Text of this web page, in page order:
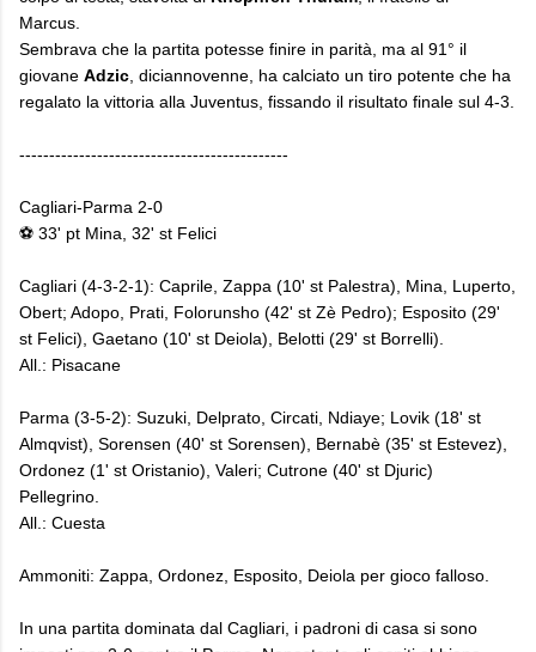
Marcus.
Sembrava che la partita potesse finire in parità, ma al 91° il
giovane Adzic , diciannovenne, ha calciato un tiro potente che ha
regalato la vittoria alla Juventus, fissando il risultato finale sul 4-3.
---------------------------------------------
Cagliari-Parma 2-0
⚽ 33' pt Mina, 32' st Felici
Cagliari (4-3-2-1): Caprile, Zappa (10' st Palestra), Mina, Luperto,
Obert; Adopo, Prati, Folorunsho (42' st Zè Pedro); Esposito (29'
st Felici), Gaetano (10' st Deiola), Belotti (29' st Borrelli).
All.: Pisacane
Parma (3-5-2): Suzuki, Delprato, Circati, Ndiaye; Lovik (18' st
Almqvist), Sorensen (40' st Sorensen), Bernabè (35' st Estevez),
Ordonez (1' st Oristanio), Valeri; Cutrone (40' st Djuric)
Pellegrino.
All.: Cuesta
Ammoniti: Zappa, Ordonez, Esposito, Deiola per gioco falloso.
In una partita dominata dal Cagliari, i padroni di casa si sono